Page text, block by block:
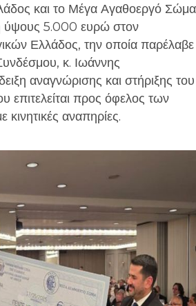
και το Μέγα Αγαθοεργό Σώμα
ύψους 5.000 ευρώ στον
Ελλάδος, την οποία παρέλαβε
κ. Ιωάννης
αναγνώρισης και στήριξης του
επιτελείται προς όφελος των
αναπηρίες.